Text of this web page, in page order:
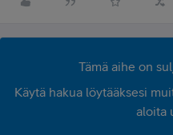
Tämä aihe on
Käytä hakua löytääksesi
aloita